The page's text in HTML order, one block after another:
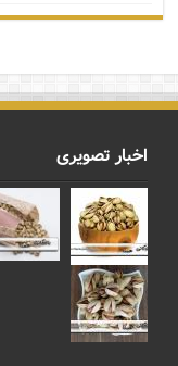
اخبار تصویری